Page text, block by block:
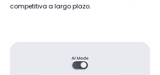
competitiva a largo plazo.